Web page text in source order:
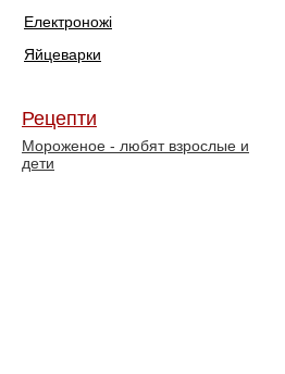
Електроножі
Яйцеварки
Рецепти
Мороженое - любят взрослые и
дети